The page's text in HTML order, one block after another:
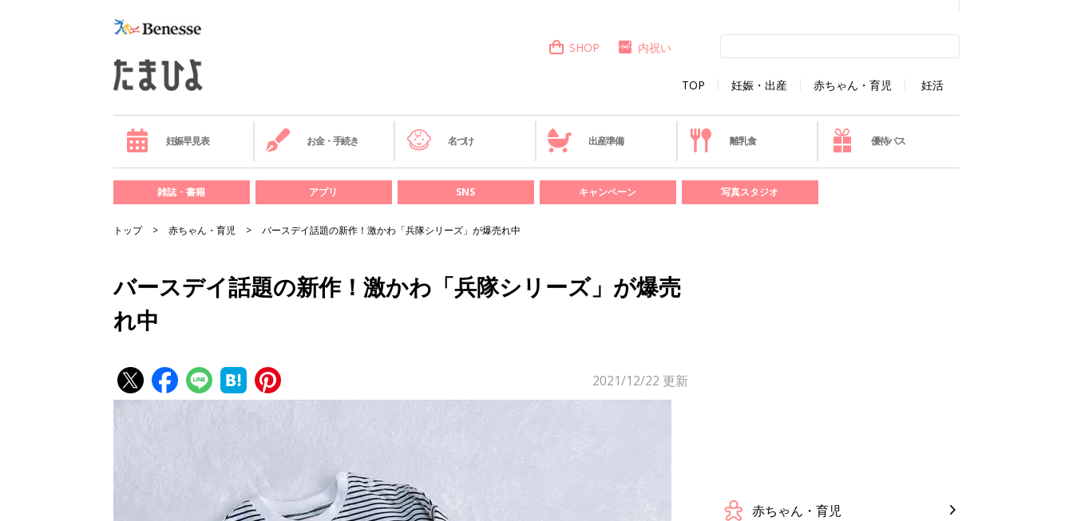
TOP 妊娠・出産 赤ちゃん・育児 妊活
SHOP 内祝い
妊娠早見表 お金・手続き 名づけ 出産準備 離乳食 優待パス
雑誌・書籍 アプリ SNS キャンペーン 写真スタジオ
トップ 赤ちゃん・育児 バースデイ話題の新作！激かわ「兵隊シリーズ」が爆売れ中
バースデイ話題の新作！激かわ「兵隊シリーズ」が爆売
れ中
2021/12/22 更新
赤ちゃん・育児